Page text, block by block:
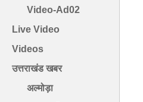
Video-Ad02
Live Video
Videos
उत्तराखंड खबर
अल्मोड़ा